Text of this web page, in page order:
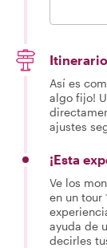
Itinerario
Así es
algo fijo!
ajustes
¡Esta
Ve los
en un tour
ayuda de
decirles